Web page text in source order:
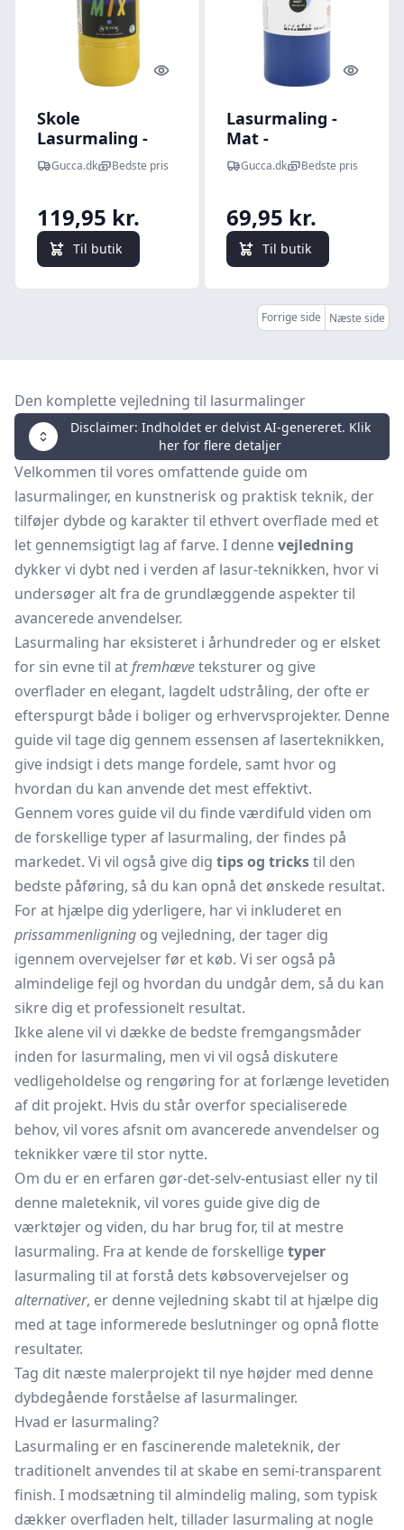
Quick look
Skole
Lasurmaling -
Gul - 500 Ml
Gucca.dk Bedste pris
119,95 kr.
Til butik
Quick
Lasurmaling -
Mat -
Transparent -
Mørk Blå - 500 Ml
Gucca.dk Bedste pris
69,95 kr.
Til butik
Forrige side Næste side
Den komplette vejledning til lasurmalinger
Disclaimer: Indholdet er delvist AI-genereret. Klik
her for flere detaljer
Velkommen til vores omfattende guide om
lasurmalinger, en kunstnerisk og praktisk teknik, der
tilføjer dybde og karakter til ethvert overflade med et
let gennemsigtigt lag af farve. I dennevejledning
dykker vi dybt ned i verden af lasur-teknikken, hvor vi
undersøger alt fra de grundlæggende aspekter til
avancerede anvendelser.
Lasurmaling har eksisteret i århundreder og er elsket
for sin evne til atfremhæveteksturer og give
overflader en elegant, lagdelt udstråling, der ofte er
efterspurgt både i boliger og erhvervsprojekter. Denne
guide vil tage dig gennem essensen af laserteknikken,
give indsigt i dets mange fordele, samt hvor og
hvordan du kan anvende det mest effektivt.
Gennem vores guide vil du finde værdifuld viden om
de forskellige typer af lasurmaling, der findes på
markedet. Vi vil også give dig tips og trickstil den
bedste påføring, så du kan opnå det ønskede resultat.
For at hjælpe dig yderligere, har vi inkluderet en
prissammenligning og vejledning, der tager dig
igennem overvejelser før et køb. Vi ser også på
almindelige fejl og hvordan du undgår dem, så du kan
sikre dig et professionelt resultat.
Ikke alene vil vi dække de bedste fremgangsmåder
inden for lasurmaling, men vi vil også diskutere
vedligeholdelse og rengøring for at forlænge levetiden
af dit projekt. Hvis du står overfor specialiserede
behov, vil vores afsnit om avancerede anvendelser og
teknikker være til stor nytte.
Om du er en erfaren gør-det-selv-entusiast eller ny til
denne maleteknik, vil vores guide give dig de
værktøjer og viden, du har brug for, til at mestre
lasurmaling. Fra at kende de forskelligetyper
lasurmaling til at forstå dets købsovervejelser og
alternativer, er denne vejledning skabt til at hjælpe dig
med at tage informerede beslutninger og opnå flotte
resultater.
Tag dit næste malerprojekt til nye højder med denne
dybdegående forståelse af lasurmalinger.
Hvad er lasurmaling?
Lasurmaling er en fascinerende maleteknik, der
traditionelt anvendes til at skabe en semi-transparent
finish. I modsætning til almindelig maling, som typisk
dækker overfladen helt, tillader lasurmaling at nogle